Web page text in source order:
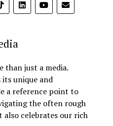
than just a media.
unique and
a reference point to
the often rough
celebrates our rich